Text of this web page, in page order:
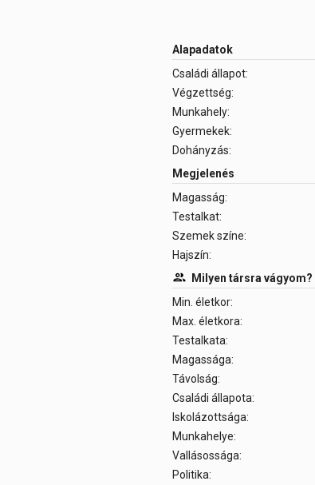
Alapadatok
Családi állapot:
Végzettség:
Munkahely:
Gyermekek:
Dohányzás:
Megjelenés
Magasság:
Testalkat:
Szemek színe:
Hajszín:
Milyen társra vágyom?
Min. életkor:
Max. életkora:
Testalkata:
Magassága:
Távolság:
Családi állapota:
Iskolázottsága:
Munkahelye:
Vallásossága:
Politika: